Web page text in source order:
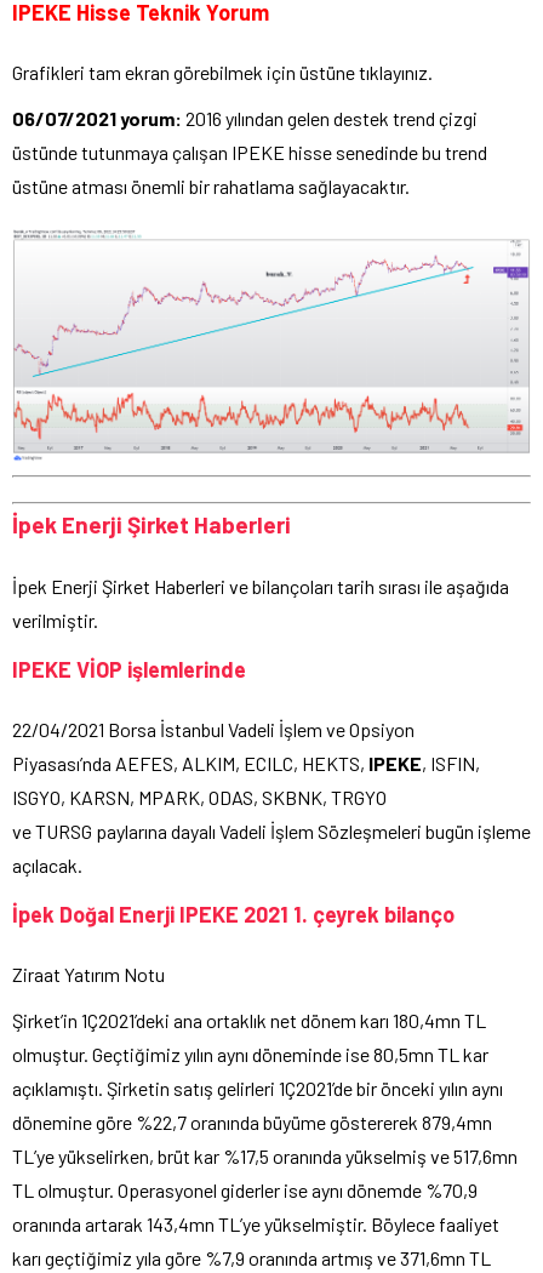
IPEKE Hisse Teknik Yorum
Grafikleri tam ekran görebilmek için üstüne tıklayınız.
06/07/2021 yorum: 2016 yılından gelen destek trend çizgi
üstünde tutunmaya çalışan IPEKE hisse senedinde bu trend
üstüne atması önemli bir rahatlama sağlayacaktır.
İpek Enerji Şirket Haberleri
İpek Enerji Şirket Haberleri ve bilançoları tarih sırası ile aşağıda
verilmiştir.
IPEKE VİOP işlemlerinde
22/04/2021 Borsa İstanbul Vadeli İşlem ve Opsiyon
Piyasası’nda AEFES, ALKIM, ECILC, HEKTS, IPEKE, ISFIN,
ISGYO, KARSN, MPARK, ODAS, SKBNK, TRGYO
ve TURSG paylarına dayalı Vadeli İşlem Sözleşmeleri bugün işleme
açılacak.
İpek Doğal Enerji IPEKE 2021 1. çeyrek bilanço
Ziraat Yatırım Notu
Şirket’in 1Ç2021’deki ana ortaklık net dönem karı 180,4mn TL
olmuştur. Geçtiğimiz yılın aynı döneminde ise 80,5mn TL kar
açıklamıştı. Şirketin satış gelirleri 1Ç2021’de bir önceki yılın aynı
dönemine göre %22,7 oranında büyüme göstererek 879,4mn
TL’ye yükselirken, brüt kar %17,5 oranında yükselmiş ve 517,6mn
TL olmuştur. Operasyonel giderler ise aynı dönemde %70,9
oranında artarak 143,4mn TL’ye yükselmiştir. Böylece faaliyet
karı geçtiğimiz yıla göre %7,9 oranında artmış ve 371,6mn TL